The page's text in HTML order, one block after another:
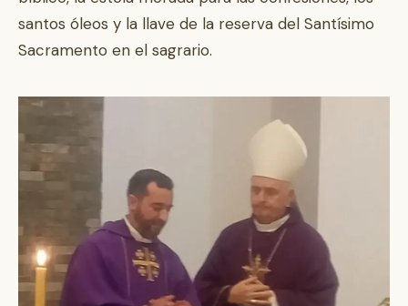
santos óleos y la llave de la reserva del Santísimo
Sacramento en el sagrario.